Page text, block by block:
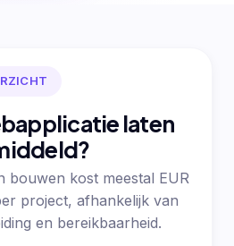
laten
bouwen kost meestal EUR
project, afhankelijk van
en bereikbaarheid.